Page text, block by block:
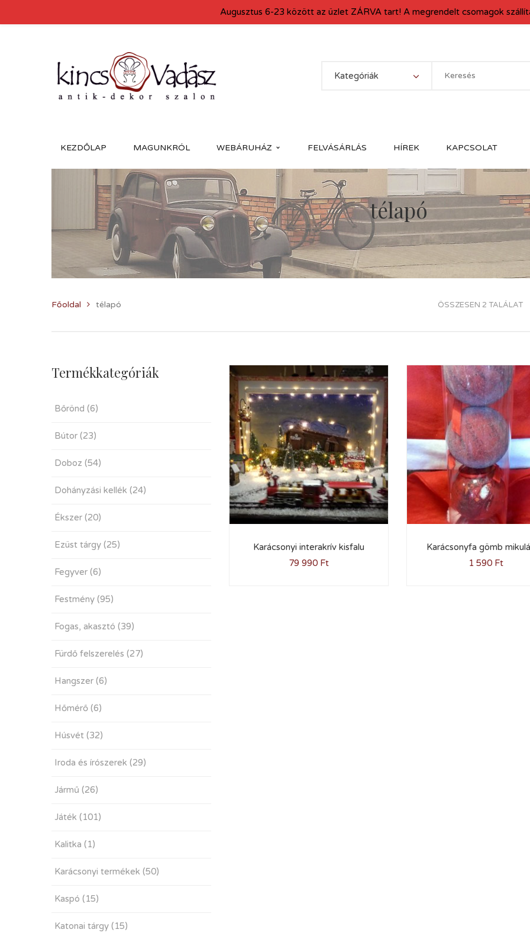
Kategóriák
KEZDŐLAP MAGUNKRÓL WEBÁRUHÁZ FELVÁSÁRLÁS HÍREK KAPCSOLAT
télapó
Főoldal télapó ÖSSZESEN 2 TALÁLAT
Termékkategóriák
Bőrönd (6)
Bútor (23)
Doboz (54)
Dohányzási kellék (24)
Ékszer (20)
Ezüst tárgy (25)
Fegyver (6)
Festmény (95)
Fogas, akasztó (39)
Fürdő felszerelés (27)
Hangszer (6)
Hőmérő (6)
Húsvét (32)
Iroda és írószerek (29)
Jármű (26)
Játék (101)
Kalitka (1)
Karácsonyi termékek (50)
Kaspó (15)
Katonai tárgy (15)
Karácsonyi interakrív kisfalu
79 990 Ft
Karácsonyfa gömb
1 590 Ft
Augusztus 6-23 között az üzlet ZÁRVA tart! A megrendelt csomagok